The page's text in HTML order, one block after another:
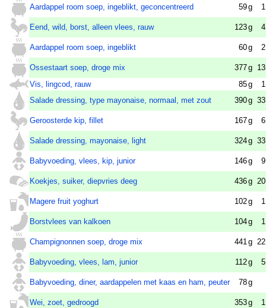
Aardappel room soep, ingeblikt, geconcentreerd 59g
Eend, wild, borst, alleen vlees, rauw 123g
Aardappel room soep, ingeblikt 60g
Ossestaart soep, droge mix 377g
Vis, lingcod, rauw
85g
Salade dressing, type mayonaise, normaal, met zout
390g
Geroosterde kip, fillet 167g
Salade dressing, mayonaise, light 324g
Babyvoeding, vlees, kip, junior 146g
Koekjes, suiker, diepvries deeg 436g
Magere fruit yoghurt 102g
Borstvlees van kalkoen 104g
Champignonnen soep, droge mix 441 g
Babyvoeding, vlees, lam, junior 112g
Babyvoeding, diner, aardappelen met kaas en ham, peuter 78g
Wei, zoet, gedroogd 353g